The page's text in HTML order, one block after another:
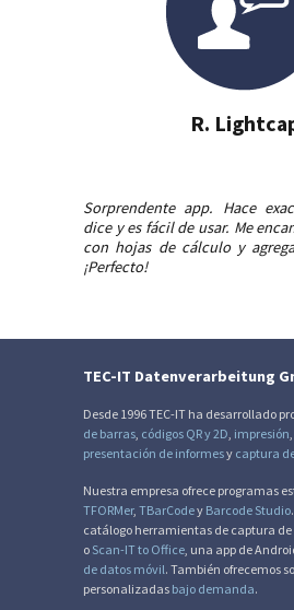
R.
Sorprendente app. Hace
dice y es fácil de usar. Me
con hojas de cálculo y
¡Perfecto!
TEC-IT Datenverarbeitung
Desde 1996 TEC-IT ha desarrollado
de barras códigos QR y 2D impresión
presentación de informesy captura
Nuestra empresa ofrece programas
TFORMer, TBarCodey Barcode Studio
catálogo herramientas de captura
o Scan-IT to Office , una app de
de datos móvil. También ofrecemos
personalizadas bajo demanda.